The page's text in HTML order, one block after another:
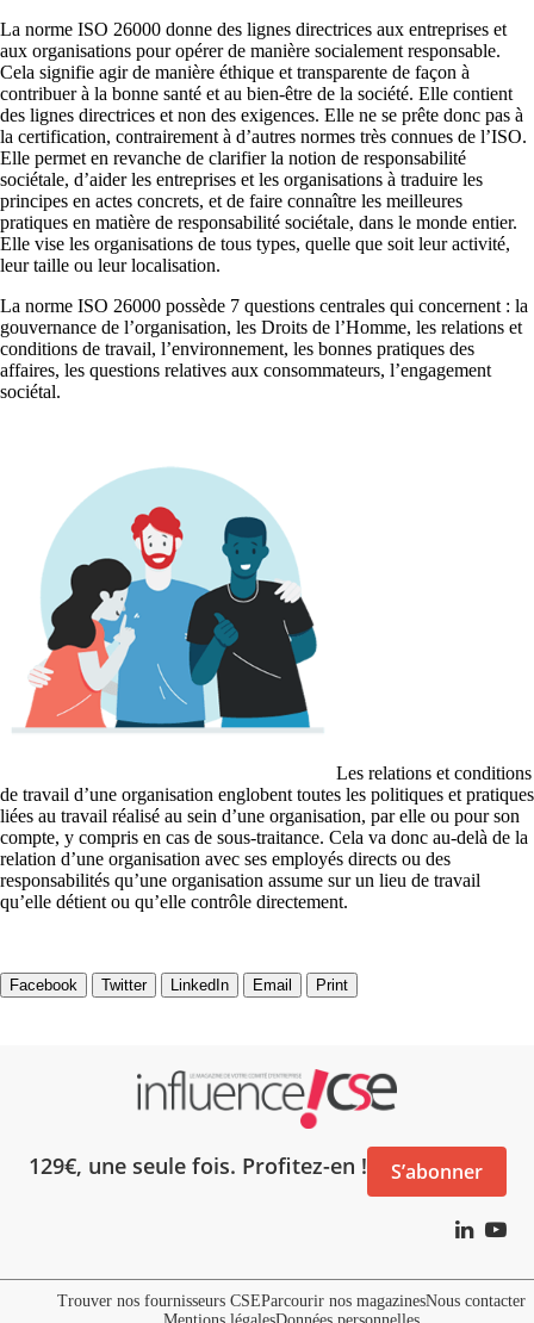
La norme ISO 26000 donne des lignes directrices aux entreprises et
aux organisations pour opérer de manière socialement responsable.
Cela signifie agir de manière éthique et transparente de façon à
contribuer à la bonne santé et au bien-être de la société. Elle contient
des lignes directrices et non des exigences. Elle ne se prête donc pas à
la certification, contrairement à d’autres normes très connues de l’ISO.
Elle permet en revanche de clarifier la notion de responsabilité
sociétale, d’aider les entreprises et les organisations à traduire les
principes en actes concrets, et de faire connaître les meilleures
pratiques en matière de responsabilité sociétale, dans le monde entier.
Elle vise les organisations de tous types, quelle que soit leur activité,
leur taille ou leur localisation.
La norme ISO 26000 possède 7 questions centrales qui concernent : la
gouvernance de l’organisation, les Droits de l’Homme, les relations et
conditions de travail, l’environnement, les bonnes pratiques des
affaires, les questions relatives aux consommateurs, l’engagement
sociétal.
Les relations et conditions
de travail d’une organisation englobent toutes les politiques et pratiques
liées au travail réalisé au sein d’une organisation, par elle ou pour son
compte, y compris en cas de sous-traitance. Cela va donc au-delà de la
relation d’une organisation avec ses employés directs ou des
responsabilités qu’une organisation assume sur un lieu de travail
qu’elle détient ou qu’elle contrôle directement.
Facebook Twitter LinkedIn Email Print
129€, une seule fois. Profitez-en ! S’abonner
Trouver nos fournisseurs CSEParcourir nos magazinesNous contacter